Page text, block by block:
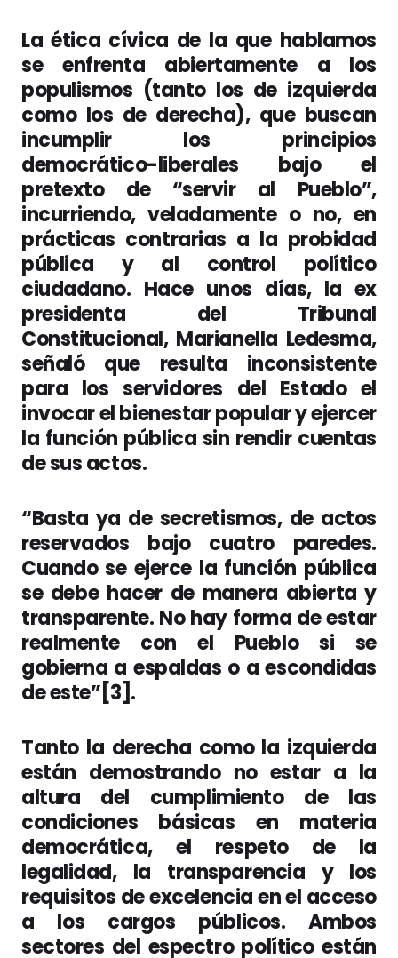
La ética cívica de la que hablamos
se enfrenta abiertamente a los
populismos (tanto los de izquierda
como los de derecha), que buscan
incumplir los principios
democrático-liberales bajo el
pretexto de “servir al Pueblo”,
incurriendo, veladamente o no, en
prácticas contrarias a la probidad
pública y al control político
ciudadano. Hace unos días, la ex
presidenta del Tribunal
Constitucional, Marianella Ledesma,
señaló que resulta inconsistente
para los servidores del Estado el
invocar el bienestar popular y ejercer
la función pública sin rendir cuentas
de sus actos.
“Basta ya de secretismos, de actos
reservados bajo cuatro paredes.
Cuando se ejerce la función pública
se debe hacer de manera abierta y
transparente. No hay forma de estar
realmente con el Pueblo si se
gobierna a espaldas o a escondidas
de este”[3].
Tanto la derecha como la izquierda
están demostrando no estar a la
altura del cumplimiento de las
condiciones básicas en materia
democrática, el respeto de la
legalidad, la transparencia y los
requisitos de excelencia en el acceso
a los cargos públicos. Ambos
sectores del espectro político están